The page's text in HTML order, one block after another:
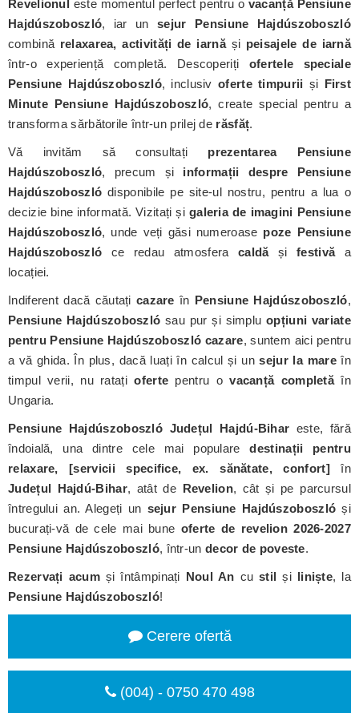
Revelionul este momentul perfect pentru o vacanță Pensiune
Hajdúszoboszló, iar unsejur Pensiune Hajdúszoboszló
combină relaxarea, activități de iarnăși peisajele de iarnă
într-o experiență completă. Descoperiți ofertele speciale
Pensiune Hajdúszoboszló, inclusivoferte timpurii și First
Minute Pensiune Hajdúszoboszló, create special pentru a
transforma sărbătorile într-un prilej de răsfăț.
Vă invităm să consultați prezentarea Pensiune
Hajdúszoboszló, precum și informații despre Pensiune
Hajdúszoboszló disponibile pe site-ul nostru, pentru a lua o
decizie bine informată. Vizitați și galeria de imagini Pensiune
Hajdúszoboszló, unde veți găsi numeroase poze Pensiune
Hajdúszoboszló ce redau atmosfera caldășifestivăa
locației.
Indiferent dacă căutați cazare în Pensiune Hajdúszoboszló,
Pensiune Hajdúszoboszló sau pur și simpluopțiuni variate
pentru Pensiune Hajdúszoboszló cazare, suntem aici pentru
a vă ghida. În plus, dacă luați în calcul și unsejur la mareîn
timpul verii, nu ratațioferte pentru ovacanță completăîn
Ungaria.
Pensiune Hajdúszoboszló Județul Hajdú-Bihar este, fără
îndoială, una dintre cele mai popularedestinații pentru
relaxare, [servicii specifice, ex. sănătate, confort]în
Județul Hajdú-Bihar, atât de Revelion, cât și pe parcursul
întregului an. Alegeți un sejur Pensiune Hajdúszoboszló și
bucurați-vă de cele mai bune oferte de revelion 2026-2027
Pensiune Hajdúszoboszló, într-un decor de poveste.
Rezervați acumși întâmpinați Noul An custil și liniște, la
Pensiune Hajdúszoboszló!
Cerere ofertă
(004) - 0750 470 498